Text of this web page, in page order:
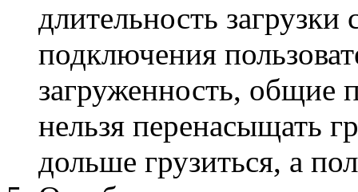
длительность
подключения
загруженность, общие
нельзя перенасыщать
дольше грузиться, а